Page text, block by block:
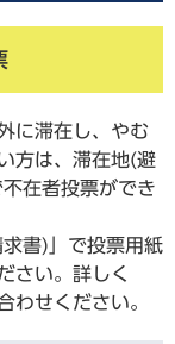
に滞在し、やむ
方は、滞在地(避
在者投票ができ
書)」で投票用紙
さい。詳しく
わせください。